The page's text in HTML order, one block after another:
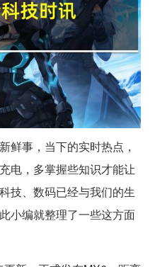
鲜事，当下的实时热点，
电，多掌握些知识才能让
技、数码已经与我们的生
小编就整理了一些这方面